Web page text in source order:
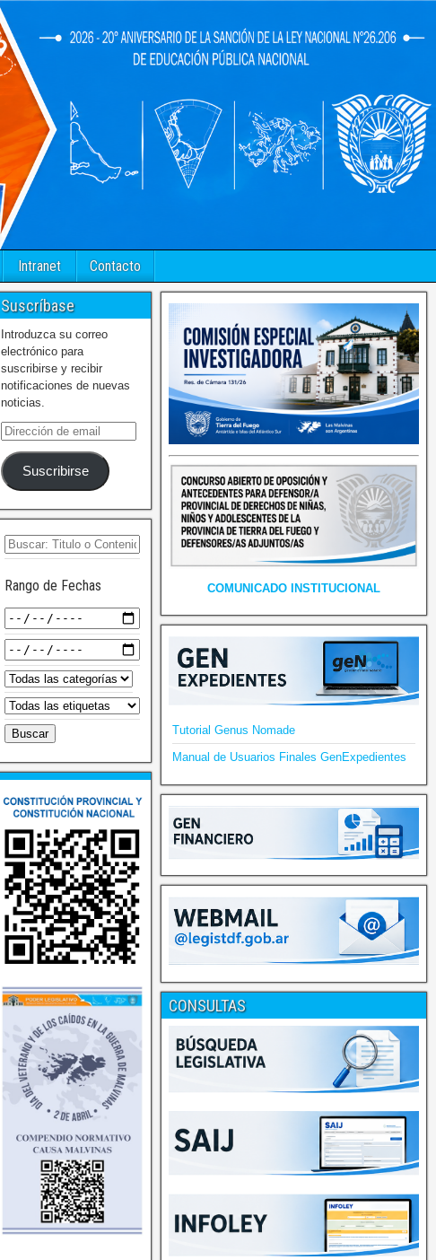
Intranet Contacto
Suscríbase
Introduzca su correo
electrónico para
suscribirse y recibir
notificaciones de nuevas
noticias.
Suscribirse
Rango de Fechas COMUNICADO INSTITUCIONAL
Tutorial Genus Nomade
Manual de Usuarios Finales GenExpedientes
CONSULTAS